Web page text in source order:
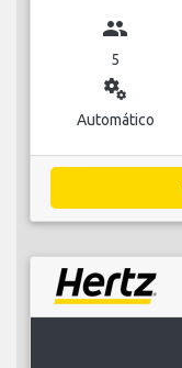
group
5
miscellaneous_services
Automático